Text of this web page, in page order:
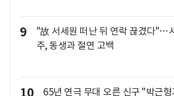
9
"故 서세원 떠난 뒤 연락 끊겼다"…
주, 동생과 절연 고백
10
65년 연극 무대 오른 신구 "박근형